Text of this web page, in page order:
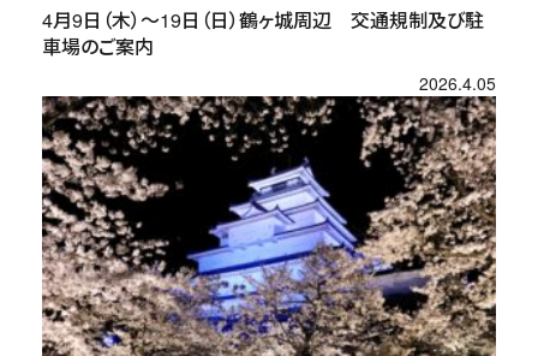
4月9日（木）～19日（日）鶴ヶ城周辺 交通規制及び駐
車場のご案内
2026.4.05